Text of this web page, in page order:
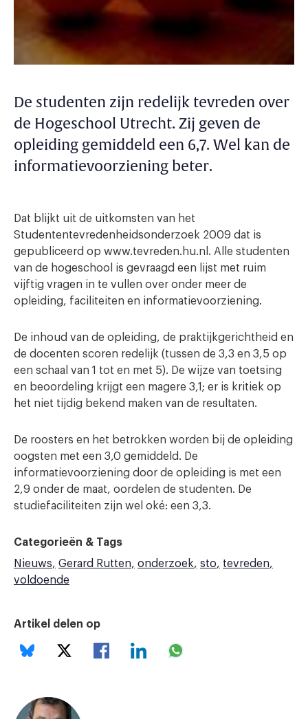
De studenten zijn redelijk tevreden over
de Hogeschool Utrecht. Zij geven de
opleiding gemiddeld een 6,7. Wel kan de
informatievoorziening beter.
Dat blijkt uit de uitkomsten van het
Studententevredenheidsonderzoek 2009 dat is
gepubliceerd op www.tevreden.hu.nl. Alle studenten
van de hogeschool is gevraagd een lijst met ruim
vijftig vragen in te vullen over onder meer de
opleiding, faciliteiten en informatievoorziening.
De inhoud van de opleiding, de praktijkgerichtheid en
de docenten scoren redelijk (tussen de 3,3 en 3,5 op
een schaal van 1 tot en met 5). De wijze van toetsing
en beoordeling krijgt een magere 3,1; er is kritiek op
het niet tijdig bekend maken van de resultaten.
De roosters en het betrokken worden bij de opleiding
oogsten met een 3,0 gemiddeld. De
informatievoorziening door de opleiding is met een
2,9 onder de maat, oordelen de studenten. De
studiefaciliteiten zijn wel oké: een 3,3.
Categorieën & Tags
Nieuws
Gerard Rutten onderzoek sto
tevreden
voldoende
Artikel delen op